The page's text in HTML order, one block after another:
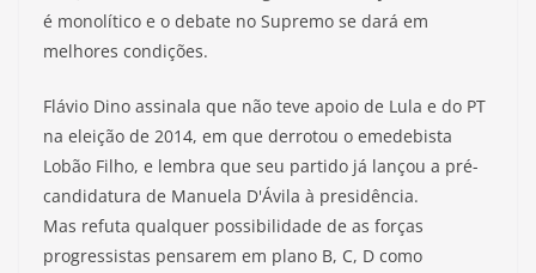
é monolítico e o debate no Supremo se dará em
melhores condições.
Flávio Dino assinala que não teve apoio de Lula e do PT
na eleição de 2014, em que derrotou o emedebista
Lobão Filho, e lembra que seu partido já lançou a pré-
candidatura de Manuela D'Ávila à presidência.
Mas refuta qualquer possibilidade de as forças
progressistas pensarem em plano B, C, D como